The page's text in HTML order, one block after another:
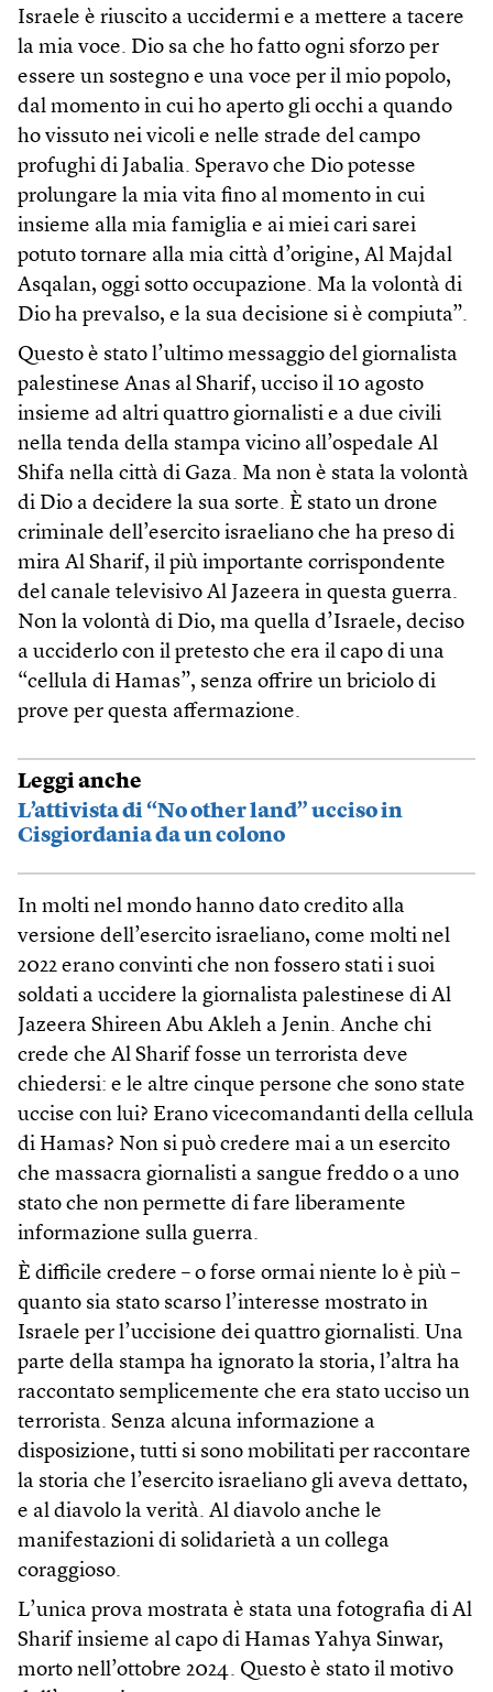
Israele è riuscito a uccidermi e a mettere a tacere
la mia voce. Dio sa che ho fatto ogni sforzo per
essere un sostegno e una voce per il mio popolo,
dal momento in cui ho aperto gli occhi a quando
ho vissuto nei vicoli e nelle strade del campo
profughi di Jabalia. Speravo che Dio potesse
prolungare la mia vita fino al momento in cui
insieme alla mia famiglia e ai miei cari sarei
potuto tornare alla mia città d’origine, Al Majdal
Asqalan, oggi sotto occupazione. Ma la volontà di
Dio ha prevalso, e la sua decisione si è compiuta”.
Questo è stato l’ultimo messaggio del giornalista
palestinese Anas al Sharif, ucciso il 10 agosto
insieme ad altri quattro giornalisti e a due civili
nella tenda della stampa vicino all’ospedale Al
Shifa nella città di Gaza. Ma non è stata la volontà
di Dio a decidere la sua sorte. È stato un drone
criminale dell’esercito israeliano che ha preso di
mira Al Sharif, il più importante corrispondente
del canale televisivo Al Jazeera in questa guerra.
Non la volontà di Dio, ma quella d’Israele, deciso
a ucciderlo con il pretesto che era il capo di una
“cellula di Hamas”, senza offrire un briciolo di
prove per questa affermazione.
Leggi anche
L’attivista di “No other land” ucciso in
Cisgiordania da un colono
In molti nel mondo hanno dato credito alla
versione dell’esercito israeliano, come molti nel
2022 erano convinti che non fossero stati i suoi
soldati a uccidere la giornalista palestinese di Al
Jazeera Shireen Abu Akleh a Jenin. Anche chi
crede che Al Sharif fosse un terrorista deve
chiedersi: e le altre cinque persone che sono state
uccise con lui? Erano vicecomandanti della cellula
di Hamas? Non si può credere mai a un esercito
che massacra giornalisti a sangue freddo o a uno
stato che non permette di fare liberamente
informazione sulla guerra.
È difficile credere – o forse ormai niente lo è più –
quanto sia stato scarso l’interesse mostrato in
Israele per l’uccisione dei quattro giornalisti. Una
parte della stampa ha ignorato la storia, l’altra ha
raccontato semplicemente che era stato ucciso un
terrorista. Senza alcuna informazione a
disposizione, tutti si sono mobilitati per raccontare
la storia che l’esercito israeliano gli aveva dettato,
e al diavolo la verità. Al diavolo anche le
manifestazioni di solidarietà a un collega
coraggioso.
L’unica prova mostrata è stata una fotografia di Al
Sharif insieme al capo di Hamas Yahya Sinwar,
morto nell’ottobre 2024. Questo è stato il motivo